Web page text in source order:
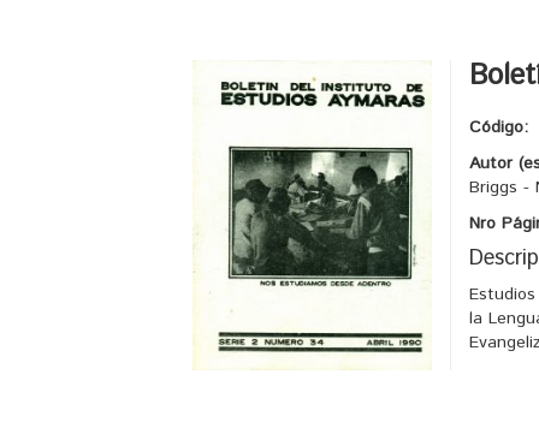
Código:
Autor
Briggs -
Nro
la